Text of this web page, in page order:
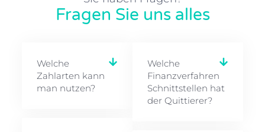
Fragen Sie uns alles
Welche
Zahlarten kann
man nutzen?
Welche
Finanzverfahren
Schnittstellen hat
der Quittierer?